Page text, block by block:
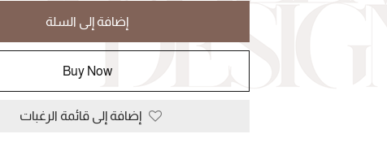
إضافة إلى السلة
Buy Now
إضافة إلى قائمة الرغبات